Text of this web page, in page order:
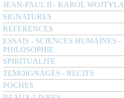
JEAN-PAUL II - KAROL WOJTYLA
SIGNATURES
REFERENCES
ESSAIS - SCIENCES HUMAINES -
PHILOSOPHIE
SPIRITUALITE
TEMOIGNAGES - RECITS
POCHES